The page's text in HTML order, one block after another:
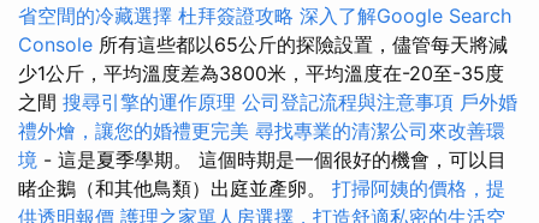
省空間的冷藏選擇 杜拜簽證攻略 深入了解Google Search
Console 所有這些都以65公斤的探險設置，儘管每天將減
少1公斤，平均溫度差為3800米，平均溫度在-20至-35度
之間 搜尋引擎的運作原理 公司登記流程與注意事項 戶外婚
禮外燴，讓您的婚禮更完美 尋找專業的清潔公司來改善環
境 - 這是夏季學期。 這個時期是一個很好的機會，可以目
睹企鵝（和其他鳥類）出庭並產卵。 打掃阿姨的價格，提
供透明報價 護理之家單人房選擇，打造舒適私密的生活空